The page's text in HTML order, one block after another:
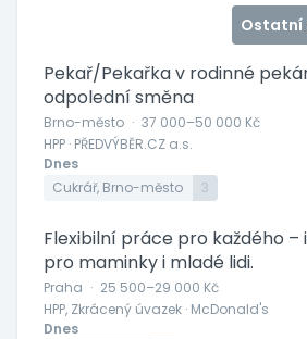
Ostatní
Pekař/Pekařka v rodinné
odpolední směna
Brno-město · 37 000–50 000 Kč
HPP · PŘEDVÝBĚR.CZ a.s.
Dnes
Cukrář, Brno-město
3
Flexibilní práce pro každého –
pro maminky i mladé lidi.
Praha · 25 500–29 000 Kč
HPP, Zkrácený úvazek · McDonald's
Dnes